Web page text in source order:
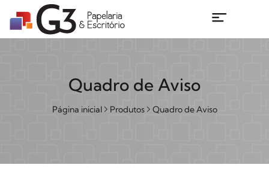
Quadro de Aviso
Página inicial Produtos Quadro de Aviso